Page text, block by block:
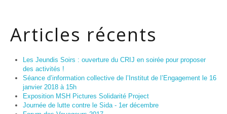
Articles récents
Les Jeundis Soirs : ouverture du CRIJ en soirée pour proposer
des activités !
Séance d’information collective de l’Institut de l’Engagement le 16
janvier 2018 à 15h
Exposition MSH Pictures Solidarité Project
Journée de lutte contre le Sida - 1er décembre